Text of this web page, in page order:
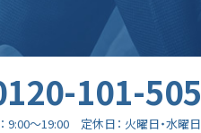
101-505
9:00～19:00 定休日 火曜日・水曜日